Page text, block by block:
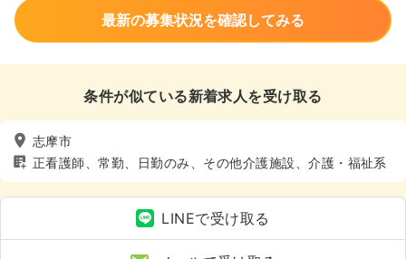
最新の募集状況を確認してみる
条件が似ている新着求人を受け取る
志摩市
正看護師、常勤、日勤のみ、その他介護施設、介護・福祉系
LINEで受け取る